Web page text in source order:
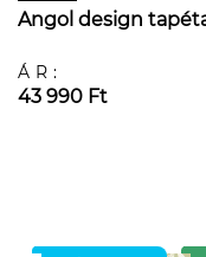
Angol design
ÁR:
43 990 Ft